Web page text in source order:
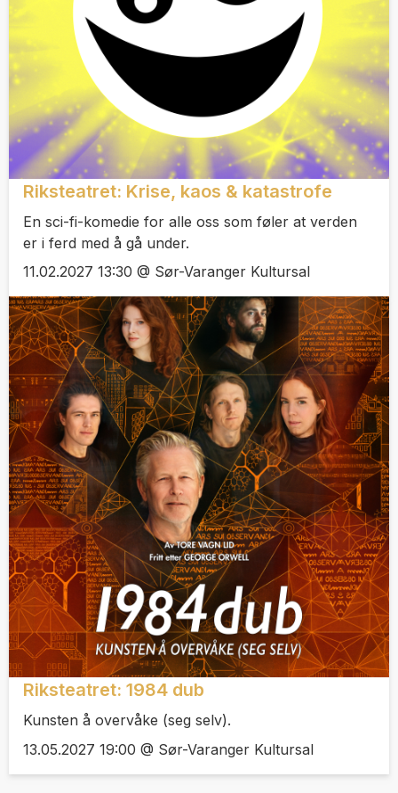
Riksteatret: Krise, kaos & katastrofe
En sci-fi-komedie for alle oss som føler at verden
er i ferd med å gå under.
11.02.2027 13:30 @ Sør-Varanger Kultursal
Riksteatret: 1984 dub
Kunsten å overvåke (seg selv).
13.05.2027 19:00 @ Sør-Varanger Kultursal